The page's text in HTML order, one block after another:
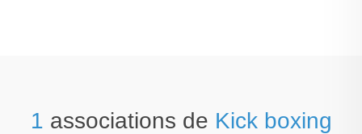
1 associations de Kick boxing